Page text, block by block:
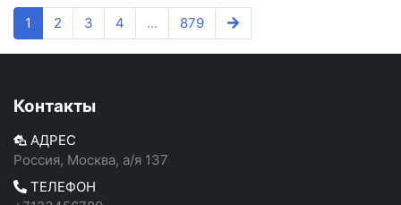
1 2 3 4 ... 879
Контакты
АДРЕС
Россия, Москва, а/я 137
ТЕЛЕФОН